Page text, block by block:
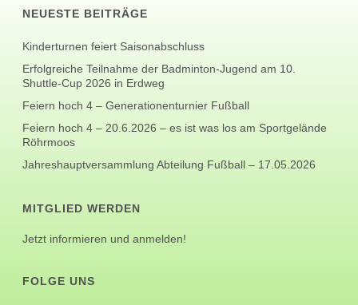
NEUESTE BEITRÄGE
Kinderturnen feiert Saisonabschluss
Erfolgreiche Teilnahme der Badminton-Jugend am 10.
Shuttle-Cup 2026 in Erdweg
Feiern hoch 4 – Generationenturnier Fußball
Feiern hoch 4 – 20.6.2026 – es ist was los am Sportgelände
Röhrmoos
Jahreshauptversammlung Abteilung Fußball – 17.05.2026
MITGLIED WERDEN
Jetzt informieren und anmelden!
FOLGE UNS